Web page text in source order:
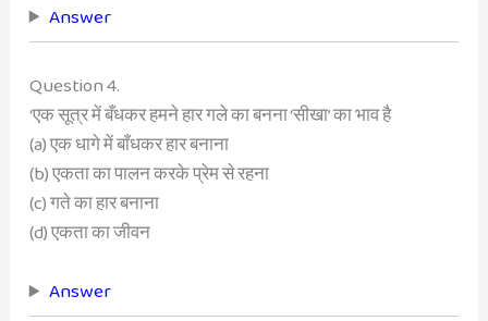
Answer
Question 4.
‘एक सूत्र में बँधकर हमने हार गले का बनना ‘सीखा’ का भाव है
(a) एक धागे में बाँधकर हार बनाना
(b) एकता का पालन करके प्रेम से रहना
(c) गते का हार बनाना
(d) एकता का जीवन
Answer